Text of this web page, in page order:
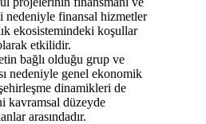
nedeniyle finansal hizmetler
ekosistemindeki koşullar
etkilidir.
bağlı olduğu grup ve
nedeniyle genel ekonomik
dinamikleri de
kavramsal düzeyde
arasındadır.